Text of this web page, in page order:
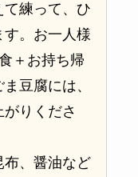
て練って、ひ
す。お一人様
＋お持ち帰
豆腐には、
りくださ
布、醤油など